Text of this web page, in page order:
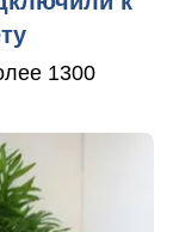
1300